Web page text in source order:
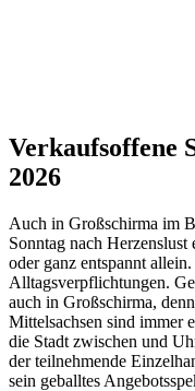
Verkaufsoffene
2026
Auch in Großschirma im
Sonntag nach
oder ganz entspannt
Alltagsverpflichtungen.
auch in Großschirma,
Mittelsachsen sind immer
die Stadt zwischen und
der teilnehmende
sein geballtes